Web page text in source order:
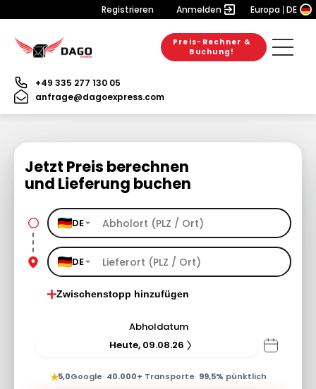
Registrieren Anmelden Europa DE
Preis-Rechner &
Buchung!
+49 335 277 130 05
anfrage@dagoexpress.com
Jetzt Preis berechnen
und Lieferung buchen
DE
DE
Zwischenstopp hinzufügen
Abholdatum
Heute, 09.08.26
★5,0Google· 40.000+ Transporte· 99,5% pünktlich